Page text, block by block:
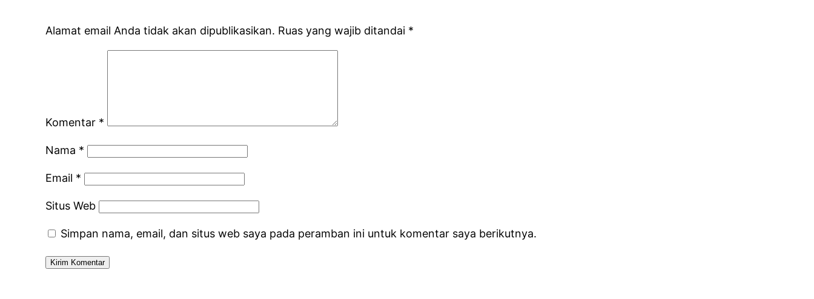
Alamat email Anda tidak akan dipublikasikan. Ruas yang wajib ditandai *
Komentar *
Nama *
Email *
Situs Web
Simpan nama, email, dan situs web saya pada peramban ini untuk komentar saya berikutnya.